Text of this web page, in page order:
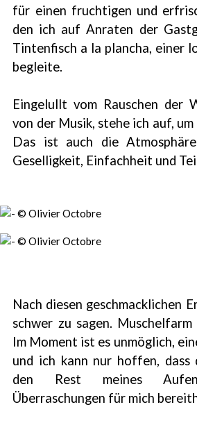
für einen fruchtigen und
den ich auf Anraten der
Tintenfisch a la plancha, einer
begleite.
Eingelullt vom Rauschen der
von der Musik, stehe ich auf, um
Das ist auch die
Geselligkeit, Einfachheit und
Nach diesen geschmacklichen
schwer zu sagen.
Im Moment ist es unmöglich,
und ich kann nur hoffen, dass
den Rest meines
Überraschungen für mich